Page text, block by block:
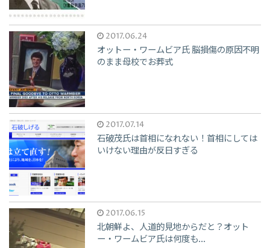
2017.06.24
オットー・ワームビア氏 脳損傷の原因不明
のまま母校でお葬式
2017.07.14
石破茂氏は首相になれない！首相にしては
いけない理由が反日すぎる
2017.06.15
北朝鮮よ、人道的見地からだと？オット
ー・ワームビア氏は何度も...